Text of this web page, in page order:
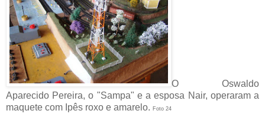
O Oswaldo
Aparecido Pereira, o "Sampa" e a esposa Nair, operaram a
maquete com Ipês roxo e amarelo. Foto 24